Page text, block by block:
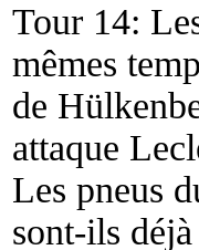
Tour 14:
mêmes
de
attaque
Les pneus
sont-ils